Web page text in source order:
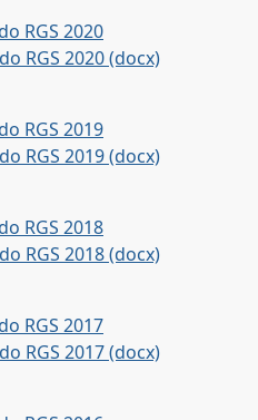
RGS 2020
RGS 2020 (docx)
RGS 2019
RGS 2019 (docx)
RGS 2018
RGS 2018 (docx)
RGS 2017
RGS 2017 (docx)